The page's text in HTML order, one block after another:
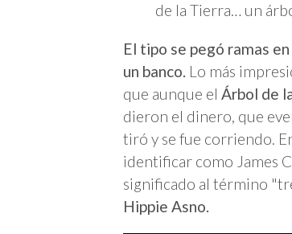
de la Tierra… un
El tipo se pegó ramas
un banco. Lo más
que aunque el Árbol de
dieron el dinero, que
tiró y se fue corriendo.
identificar como James
significado al término
Hippie Asno.